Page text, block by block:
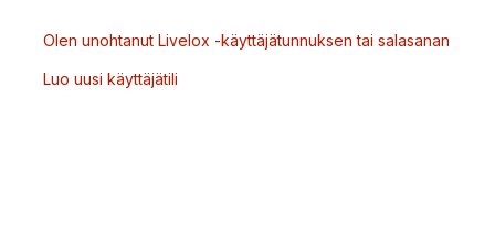
Olen unohtanut Livelox -käyttäjätunnuksen tai salasanan
Luo uusi käyttäjätili